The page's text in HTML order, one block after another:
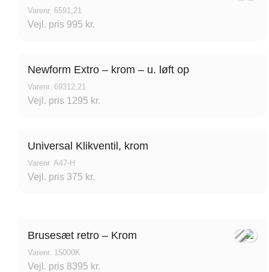
Varenr. 6591,21
Vejl. pris 995 kr.
Newform Extro – krom – u. løft op
Varenr. 69312,21
Vejl. pris 1295 kr.
Universal Klikventil, krom
Varenr. A47-H
Vejl. pris 375 kr.
Brusesæt retro – Krom
Varenr. 15000K
Vejl. pris 8395 kr.